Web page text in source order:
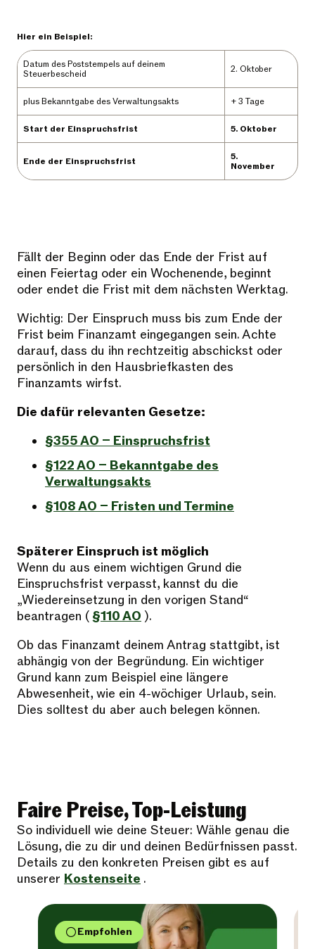
Hier ein Beispiel:
Datum des Poststempels auf deinem
Steuerbescheid
2. Oktober
plus Bekanntgabe des Verwaltungsakts + 3 Tage
Start der Einspruchsfrist 5. Oktober
Ende der Einspruchsfrist
5.
November
Fällt der Beginn oder das Ende der Frist auf
einen Feiertag oder ein Wochenende, beginnt
oder endet die Frist mit dem nächsten Werktag.
Wichtig: Der Einspruch muss bis zum Ende der
Frist beim Finanzamt eingegangen sein. Achte
darauf, dass du ihn rechtzeitig abschickst oder
persönlich in den Hausbriefkasten des
Finanzamts wirfst.
Die dafür relevanten Gesetze:
§355 AO – Einspruchsfrist
§122 AO – Bekanntgabe des
Verwaltungsakts
§108 AO – Fristen und Termine
Späterer Einspruch ist möglich
Wenn du aus einem wichtigen Grund die
Einspruchsfrist verpasst, kannst du die
„Wiedereinsetzung in den vorigen Stand“
beantragen (§110 AO ).
Ob das Finanzamt deinem Antrag stattgibt, ist
abhängig von der Begründung. Ein wichtiger
Grund kann zum Beispiel eine längere
Abwesenheit, wie ein 4-wöchiger Urlaub, sein.
Dies solltest du aber auch belegen können.
Faire Preise, Top-Leistung
So individuell wie deine Steuer: Wähle genau die
Lösung, die zu dir und deinen Bedürfnissen passt.
Details zu den konkreten Preisen gibt es auf
unserer Kostenseite .
Empfohlen